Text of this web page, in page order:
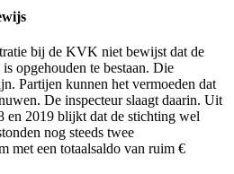
bij de KVK niet bewijst dat de
opgehouden te bestaan. Die
Partijen kunnen het vermoeden dat
De inspecteur slaagt daarin. Uit
en 2019 blijkt dat de stichting wel
nog steeds twee
met een totaalsaldo van ruim €